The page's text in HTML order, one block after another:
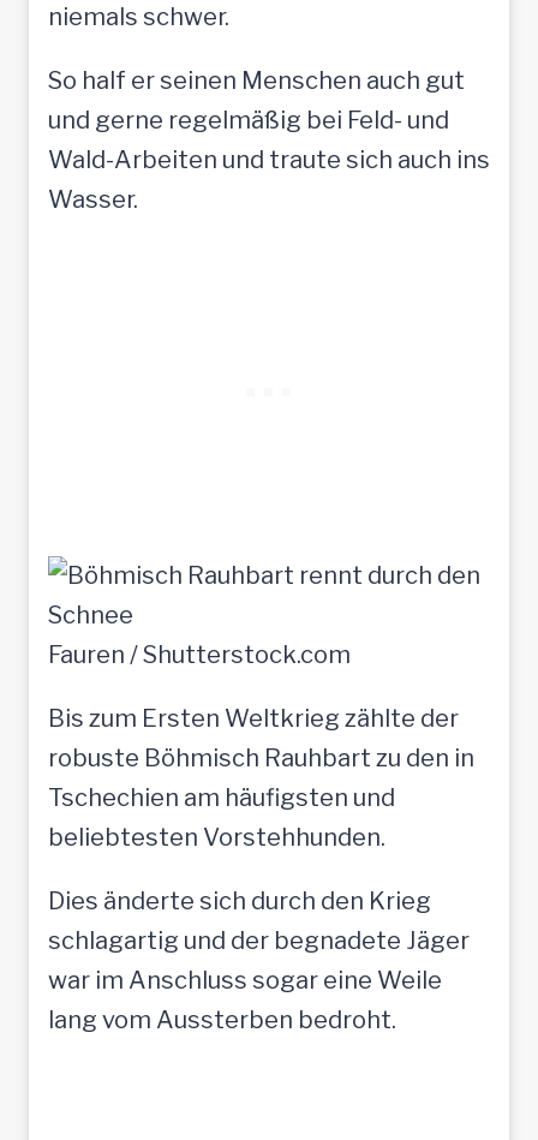
niemals schwer.
So half er seinen Menschen auch gut
und gerne regelmäßig bei Feld- und
Wald-Arbeiten und traute sich auch ins
Wasser.
Fauren / Shutterstock.com
Bis zum Ersten Weltkrieg zählte der
robuste Böhmisch Rauhbart zu den in
Tschechien am häufigsten und
beliebtesten Vorstehhunden.
Dies änderte sich durch den Krieg
schlagartig und der begnadete Jäger
war im Anschluss sogar eine Weile
lang vom Aussterben bedroht.